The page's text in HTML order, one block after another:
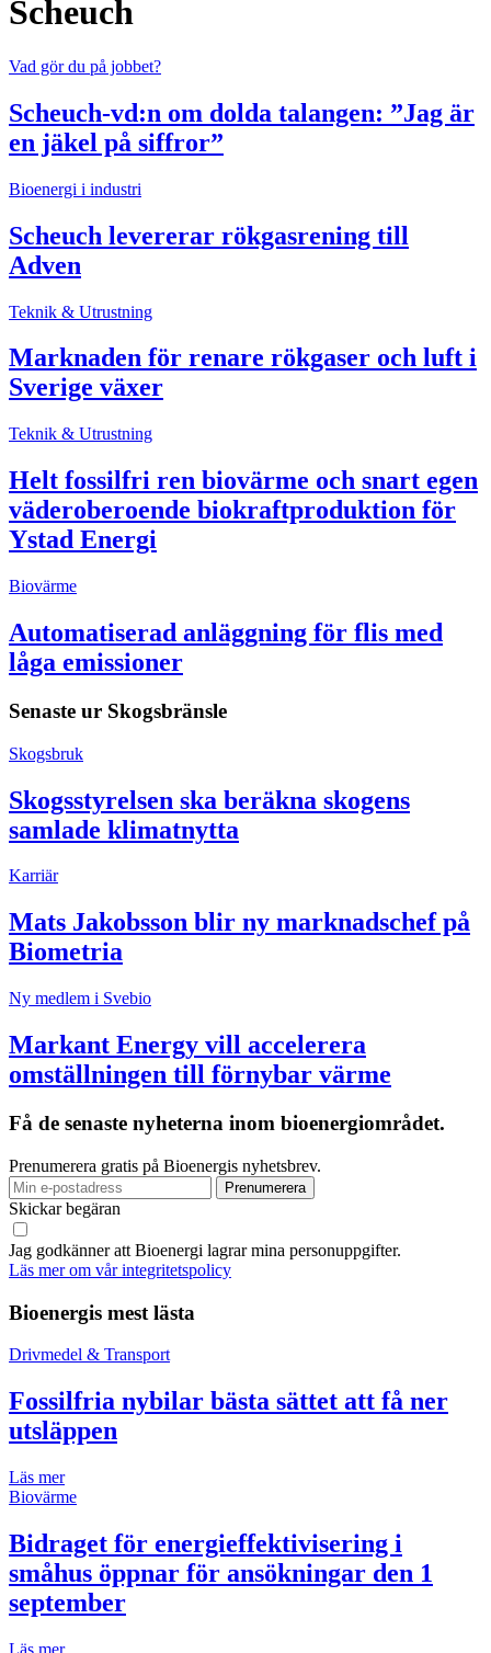
Scheuch
Vad gör du på jobbet?
Scheuch-vd:n om dolda talangen: ”Jag är
en jäkel på siffror”
Bioenergi i industri
Scheuch levererar rökgasrening till
Adven
Teknik & Utrustning
Marknaden för renare rökgaser och luft i
Sverige växer
Teknik & Utrustning
Helt fossilfri ren biovärme och snart egen
väderoberoende biokraftproduktion för
Ystad Energi
Biovärme
Automatiserad anläggning för flis med
låga emissioner
Senaste ur Skogsbränsle
Skogsbruk
Skogsstyrelsen ska beräkna skogens
samlade klimatnytta
Karriär
Mats Jakobsson blir ny marknadschef på
Biometria
Ny medlem i Svebio
Markant Energy vill accelerera
omställningen till förnybar värme
Få de senaste nyheterna inom bioenergiområdet.
Prenumerera gratis på Bioenergis nyhetsbrev.
Skickar begäran
Jag godkänner att Bioenergi lagrar mina personuppgifter.
Läs mer om vår integritetspolicy
Bioenergis mest lästa
Drivmedel & Transport
Fossilfria nybilar bästa sättet att få ner
utsläppen
Läs mer
Biovärme
Bidraget för energieffektivisering i
småhus öppnar för ansökningar den 1
september
Läs mer